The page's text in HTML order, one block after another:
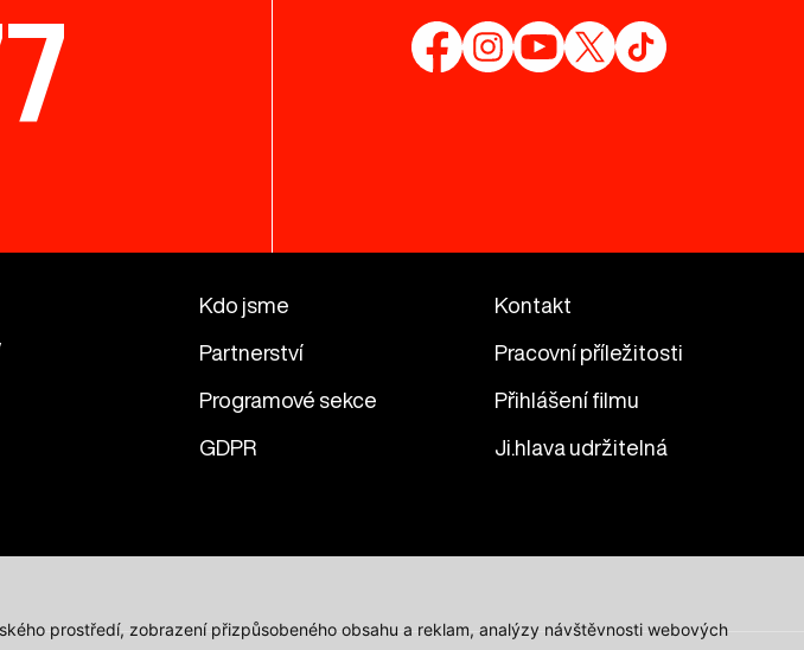
prostředí, zobrazení přizpůsobeného obsahu a reklam, analýzy návštěvnosti webových
Kdo jsme Kontakt
Partnerství Pracovní příležitosti
Programové sekce Přihlášení filmu
GDPR Ji.hlava udržitelná